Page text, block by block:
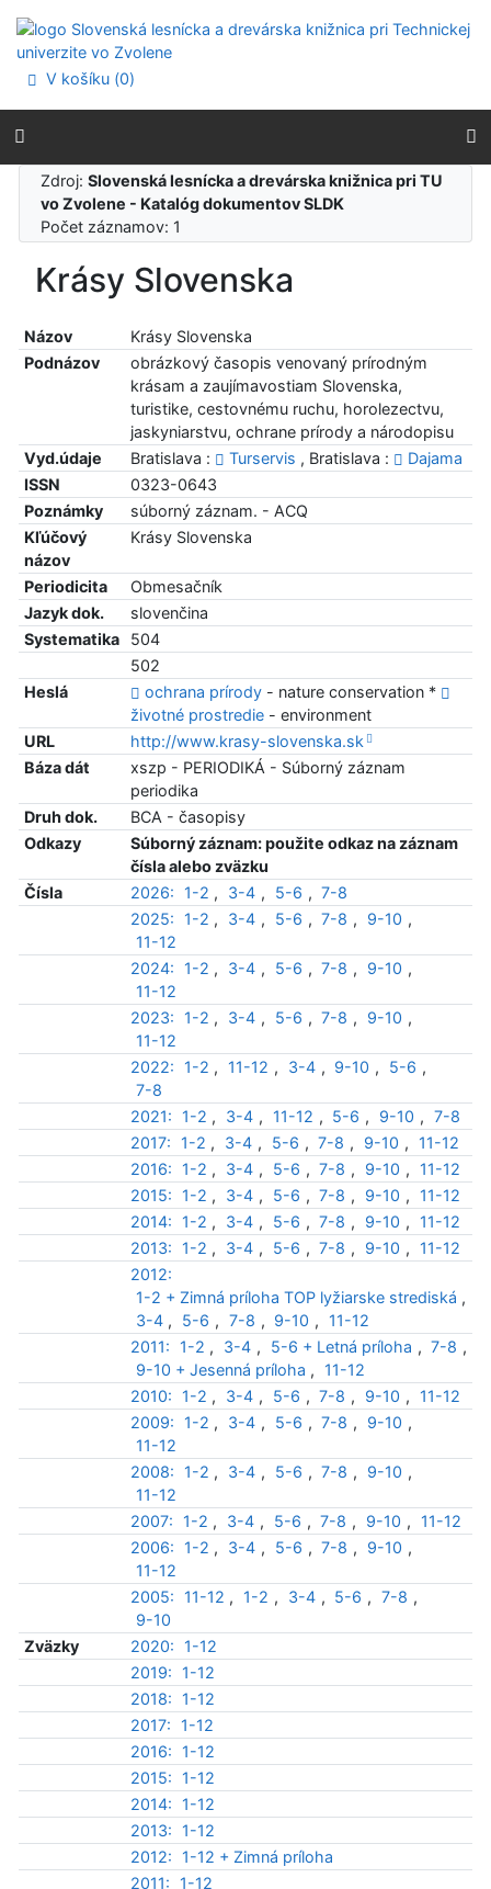
Prejsť na menu
Prehlásenie o webovej prístupnosti
V košíku (0)
Zdroj:Slovenská lesnícka a drevárska knižnica pri TU
vo Zvolene - Katalóg dokumentov SLDK
Počet záznamov: 1
Krásy Slovenska
Názov
Krásy Slovenska
Podnázov
obrázkový časopis venovaný prírodným
krásam a zaujímavostiam Slovenska,
turistike, cestovnému ruchu, horolezectvu,
jaskyniarstvu, ochrane prírody a národopisu
Vyd.údaje
Bratislava : Turservis , Bratislava :
Dajama
ISSN
0323-0643
Poznámky
súborný záznam. - ACQ
Kľúčový
názov
Krásy Slovenska
Periodicita
Obmesačník
Jazyk dok.
slovenčina
Systematika
504
502
Heslá
ochrana prírody- nature conservation *
životné prostredie- environment
URL
http://www.krasy-slovenska.sk
Báza dát
xszp - PERIODIKÁ - Súborný záznam
periodika
Druh dok.
BCA - časopisy
Odkazy
Súborný záznam: použite odkaz na záznam
čísla alebo zväzku
Čísla
2026: 1-2 , 3-4 , 5-6 , 7-8
2025:
1-2 , 3-4 , 5-6 , 7-8 , 9-10 ,
11-12
2024:
1-2 , 3-4 , 5-6 , 7-8 , 9-10 ,
11-12
2023:
1-2 , 3-4 , 5-6 , 7-8 , 9-10 ,
11-12
2022:
1-2 , 11-12 , 3-4 , 9-10 , 5-6 ,
7-8
2021:
1-2 , 3-4 , 11-12 , 5-6 , 9-10 , 7-8
2017:
1-2 , 3-4 , 5-6 , 7-8 , 9-10 ,
11-12
2016:
1-2 , 3-4 , 5-6 , 7-8 , 9-10 ,
11-12
2015:
1-2 , 3-4 , 5-6 , 7-8 , 9-10 ,
11-12
2014:
1-2 , 3-4 , 5-6 , 7-8 , 9-10 ,
11-12
2013:
1-2 , 3-4 , 5-6 , 7-8 , 9-10 ,
11-12
2012:
1-2 + Zimná príloha TOP lyžiarske strediská ,
3-4 , 5-6 , 7-8 , 9-10 ,
11-12
2011:
1-2 , 3-4 , 5-6 + Letná príloha , 7-8 ,
9-10 + Jesenná príloha ,
11-12
2010:
1-2 , 3-4 , 5-6 , 7-8 , 9-10 ,
11-12
2009:
1-2 , 3-4 , 5-6 , 7-8 , 9-10 ,
11-12
2008:
1-2 , 3-4 , 5-6 , 7-8 , 9-10 ,
11-12
2007:
1-2 , 3-4 , 5-6 , 7-8 , 9-10 ,
11-12
2006:
1-2 , 3-4 , 5-6 , 7-8 , 9-10 ,
11-12
2005:
11-12 , 1-2 , 3-4 , 5-6 , 7-8 ,
9-10
Zväzky
2020:
1-12
2019:
1-12
2018:
1-12
2017:
1-12
2016:
1-12
2015:
1-12
2014:
1-12
2013:
1-12
2012:
1-12 + Zimná príloha
2011:
1-12